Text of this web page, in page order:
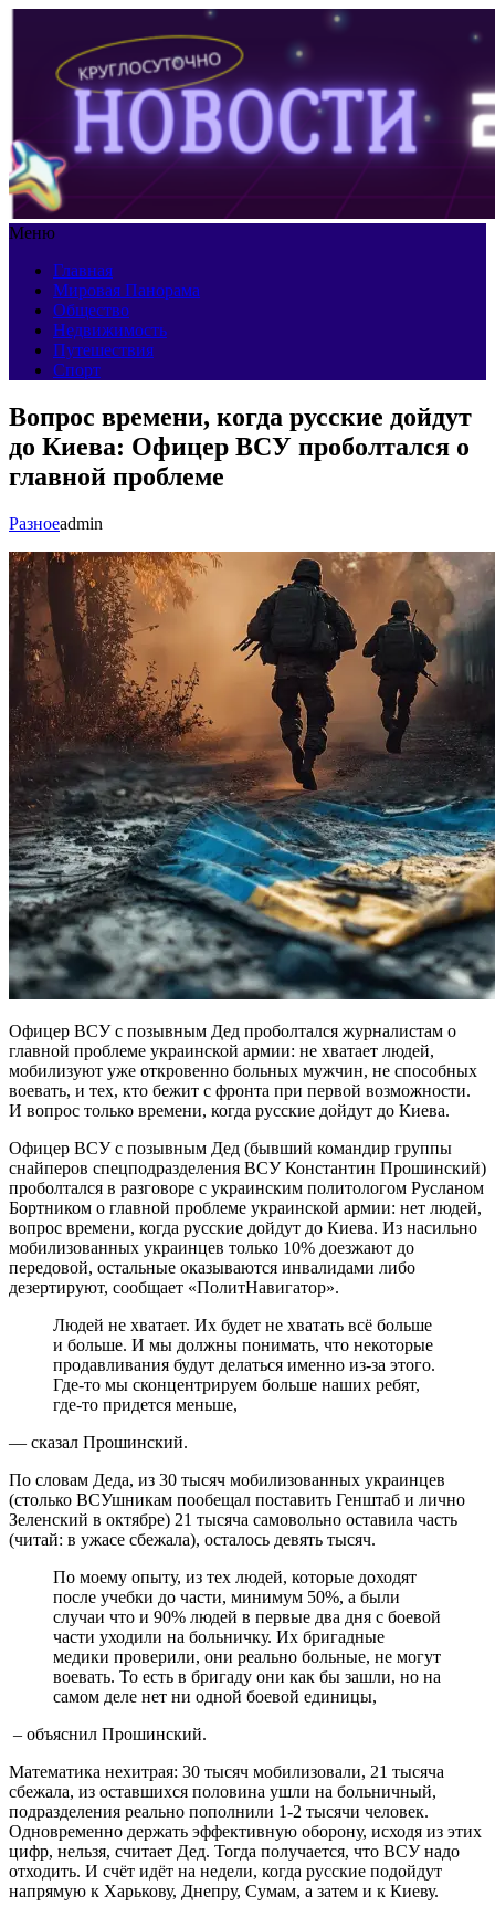
Меню
Главная
Мировая Панорама
Общество
Недвижимость
Путешествия
Спорт
Вопрос времени, когда русские дойдут
до Киева: Офицер ВСУ проболтался о
главной проблеме
Разноеadmin
Офицер ВСУ с позывным Дед проболтался журналистам о
главной проблеме украинской армии: не хватает людей,
мобилизуют уже откровенно больных мужчин, не способных
воевать, и тех, кто бежит с фронта при первой возможности.
И вопрос только времени, когда русские дойдут до Киева.
Офицер ВСУ с позывным Дед (бывший командир группы
снайперов спецподразделения ВСУ Константин Прошинский)
проболтался в разговоре с украинским политологом Русланом
Бортником о главной проблеме украинской армии: нет людей,
вопрос времени, когда русские дойдут до Киева. Из насильно
мобилизованных украинцев только 10% доезжают до
передовой, остальные оказываются инвалидами либо
дезертируют, сообщает «ПолитНавигатор».
Людей не хватает. Их будет не хватать всё больше
и больше. И мы должны понимать, что некоторые
продавливания будут делаться именно из-за этого.
Где-то мы сконцентрируем больше наших ребят,
где-то придется меньше,
— сказал Прошинский.
По словам Деда, из 30 тысяч мобилизованных украинцев
(столько ВСУшникам пообещал поставить Генштаб и лично
Зеленский в октябре) 21 тысяча самовольно оставила часть
(читай: в ужасе сбежала), осталось девять тысяч.
По моему опыту, из тех людей, которые доходят
после учебки до части, минимум 50%, а были
случаи что и 90% людей в первые два дня с боевой
части уходили на больничку. Их бригадные
медики проверили, они реально больные, не могут
воевать. То есть в бригаду они как бы зашли, но на
самом деле нет ни одной боевой единицы,
– объяснил Прошинский.
Математика нехитрая: 30 тысяч мобилизовали, 21 тысяча
сбежала, из оставшихся половина ушли на больничный,
подразделения реально пополнили 1-2 тысячи человек.
Одновременно держать эффективную оборону, исходя из этих
цифр, нельзя, считает Дед. Тогда получается, что ВСУ надо
отходить. И счёт идёт на недели, когда русские подойдут
напрямую к Харькову, Днепру, Сумам, а затем и к Киеву.